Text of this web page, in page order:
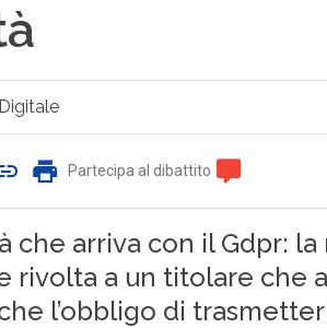
Partecipa al dibattito
che arriva con il Gdpr:
rivolta a un titolare che
l’obbligo di